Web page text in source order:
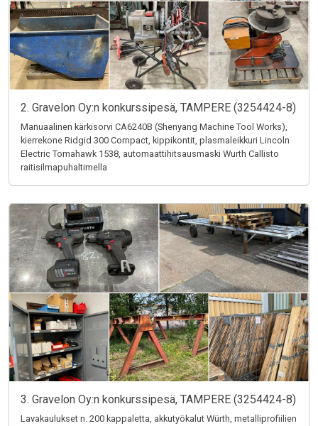
2. Gravelon Oy:n konkurssipesä, TAMPERE (3254424-8)
Manuaalinen kärkisorvi CA6240B (Shenyang Machine Tool Works),
kierrekone Ridgid 300 Compact, kippikontit, plasmaleikkuri Lincoln
Electric Tomahawk 1538, automaattihitsausmaski Wurth Callisto
raitisilmapuhaltimella
3. Gravelon Oy:n konkurssipesä, TAMPERE (3254424-8)
Lavakaulukset n. 200 kappaletta, akkutyökalut Würth, metalliprofiilien